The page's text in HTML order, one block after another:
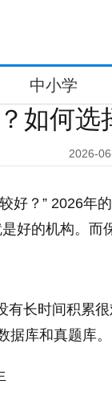
中小学
如何选
2026-
好？” 2026年
好的机构。而
长时间积累
库和真题库。